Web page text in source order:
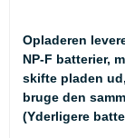
Opladeren
NP-F batterier,
skifte pladen
bruge den
(Yderligere